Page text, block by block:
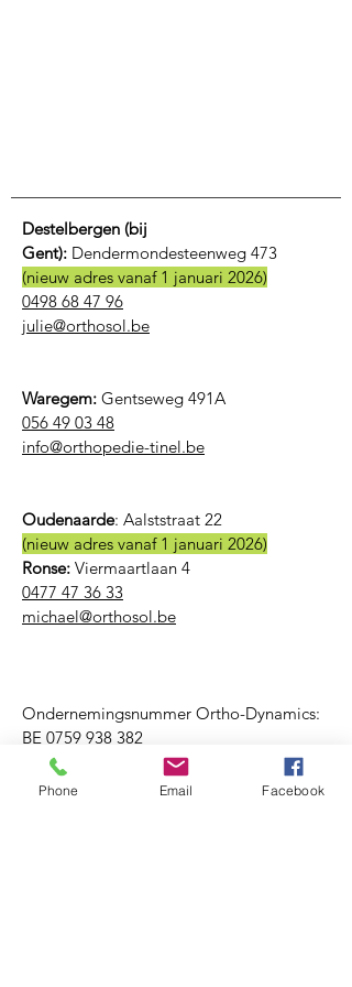
Destelbergen (bij
Gent): Dendermondesteenweg 473
(nieuw adres vanaf 1 januari 2026)
0498 68 47 96
julie@orthosol.be
Waregem: Gentseweg 491A
056 49 03 48
​info@orthopedie-tinel.be
Oudenaarde: Aalststraat 22
(nieuw adres vanaf 1 januari 2026)
Ronse: Viermaartlaan 4
0477 47 36 33
michael@orthosol.be
Ondernemingsnummer Ortho-Dynamics:
BE 0759 938 382
Phone Email Facebook